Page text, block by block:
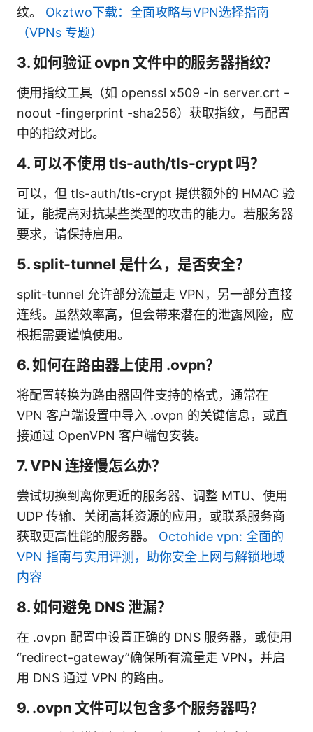
纹。 Okztwo下载：全面攻略与VPN选择指南
（VPNs 专题）
3. 如何验证 ovpn 文件中的服务器指纹？
使用指纹工具（如 openssl x509 -in server.crt -
noout -fingerprint -sha256）获取指纹，与配置
中的指纹对比。
4. 可以不使用 tls-auth/tls-crypt 吗？
可以，但 tls-auth/tls-crypt 提供额外的 HMAC 验
证，能提高对抗某些类型的攻击的能力。若服务器
要求，请保持启用。
5. split-tunnel 是什么，是否安全？
split-tunnel 允许部分流量走 VPN，另一部分直接
连线。虽然效率高，但会带来潜在的泄露风险，应
根据需要谨慎使用。
6. 如何在路由器上使用 .ovpn？
将配置转换为路由器固件支持的格式，通常在
VPN 客户端设置中导入 .ovpn 的关键信息，或直
接通过 OpenVPN 客户端包安装。
7. VPN 连接慢怎么办？
尝试切换到离你更近的服务器、调整 MTU、使用
UDP 传输、关闭高耗资源的应用，或联系服务商
获取更高性能的服务器。 Octohide vpn: 全面的
VPN 指南与实用评测，助你安全上网与解锁地域
内容
8. 如何避免 DNS 泄漏？
在 .ovpn 配置中设置正确的 DNS 服务器，或使用
“redirect-gateway”确保所有流量走 VPN，并启
用 DNS 通过 VPN 的路由。
9. .ovpn 文件可以包含多个服务器吗？